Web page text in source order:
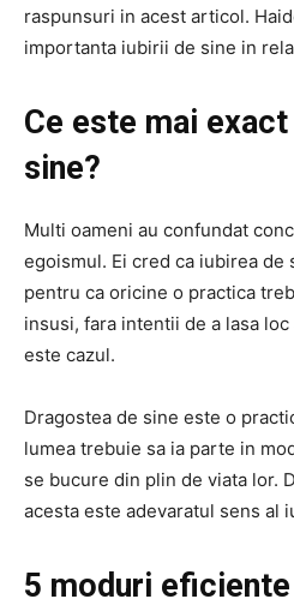
raspunsuri in acest articol.
importanta iubirii de sine in
Ce este mai
sine?
Multi oameni au confundat
egoismul. Ei cred ca iubirea de
pentru ca oricine o practica
insusi, fara intentii de a lasa
este cazul.
Dragostea de sine este o
lumea trebuie sa ia parte in
se bucure din plin de viata lor.
acesta este adevaratul sens al
5 moduri